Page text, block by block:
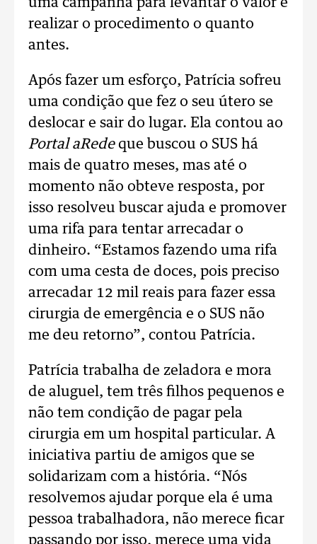
uma campanha para levantar o valor e
realizar o procedimento o quanto
antes.
Após fazer um esforço, Patrícia sofreu
uma condição que fez o seu útero se
deslocar e sair do lugar. Ela contou ao
Portal aRedeque buscou o SUS há
mais de quatro meses, mas até o
momento não obteve resposta, por
isso resolveu buscar ajuda e promover
uma rifa para tentar arrecadar o
dinheiro. “Estamos fazendo uma rifa
com uma cesta de doces, pois preciso
arrecadar 12 mil reais para fazer essa
cirurgia de emergência e o SUS não
me deu retorno”, contou Patrícia.
Patrícia trabalha de zeladora e mora
de aluguel, tem três filhos pequenos e
não tem condição de pagar pela
cirurgia em um hospital particular. A
iniciativa partiu de amigos que se
solidarizam com a história. “Nós
resolvemos ajudar porque ela é uma
pessoa trabalhadora, não merece ficar
passando por isso, merece uma vida